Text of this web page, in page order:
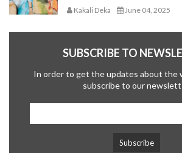
Kakali Deka June 04, 2025
SUBSCRIBE TO
In order to get the updates about the
subscribe to our